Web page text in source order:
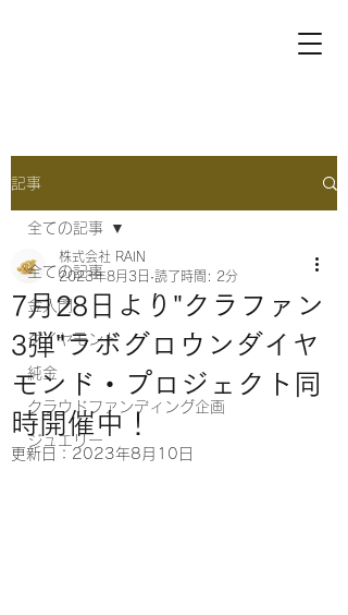
記事
全ての記事
金入門
ダイヤモンド
純金
クラウドファンディング企画
ジュエリー
全ての記事
7月28日より"クラファン
3弾"ラボグロウンダイヤ
モンド・プロジェクト同
時開催中！
株式会社 RAIN
2023年8月3日 読了時間: 2分
更新日： 2023年8月10日